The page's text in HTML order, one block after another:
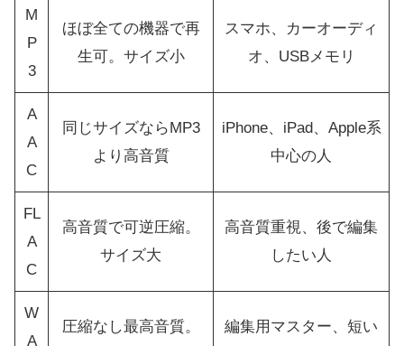
M
P
3
ほぼ全ての機器で再
生可。サイズ小
スマホ、カーオーディ
オ、USBメモリ
A
A
C
同じサイズならMP3
より高音質
iPhone、iPad、Apple系
中心の人
FL
A
C
高音質で可逆圧縮。
サイズ大
高音質重視、後で編集
したい人
W
A
圧縮なし最高音質。
編集用マスター、短い